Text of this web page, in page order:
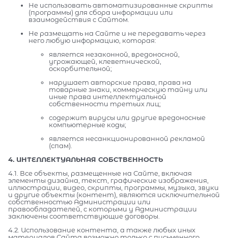
Не использовать автоматизированные скрипты
(программы) для сбора информации или
взаимодействия с Сайтом.
Не размещать на Сайте и не передавать через
него любую информацию, которая:
является незаконной, вредоносной,
угрожающей, клеветнической,
оскорбительной;
нарушает авторские права, права на
товарные знаки, коммерческую тайну или
иные права интеллектуальной
собственности третьих лиц;
содержит вирусы или другие вредоносные
компьютерные коды;
является несанкционированной рекламой
(спам).
4. ИНТЕЛЛЕКТУАЛЬНАЯ СОБСТВЕННОСТЬ
4.1. Все объекты, размещенные на Сайте, включая
элементы дизайна, текст, графические изображения,
иллюстрации, видео, скрипты, программы, музыка, звуки
и другие объекты (контент), являются исключительной
собственностью Администрации или
правообладателей, с которыми у Администрации
заключены соответствующие договоры.
4.2. Использование контента, а также любых иных